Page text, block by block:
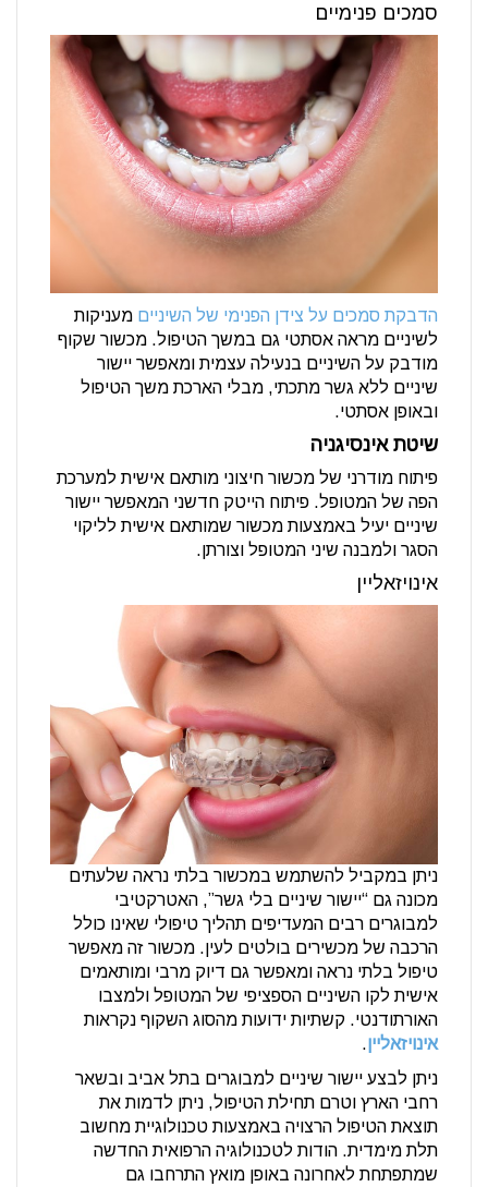
סמכים פנימיים
הדבקת סמכים על צידן הפנימי של השיניים מעניקות
לשיניים מראה אסתטי גם במשך הטיפול. מכשור שקוף
מודבק על השיניים בנעילה עצמית ומאפשר יישור
שיניים ללא גשר מתכתי, מבלי הארכת משך הטיפול
ובאופן אסתטי.
שיטת אינסיגניה
פיתוח מודרני של מכשור חיצוני מותאם אישית למערכת
הפה של המטופל. פיתוח הייטק חדשני המאפשר יישור
שיניים יעיל באמצעות מכשור שמותאם אישית לליקוי
הסגר ולמבנה שיני המטופל וצורתן.
אינויזאליין
ניתן במקביל להשתמש במכשור בלתי נראה שלעתים
מכונה גם “יישור שיניים בלי גשר”, האטרקטיבי
למבוגרים רבים המעדיפים תהליך טיפולי שאינו כולל
הרכבה של מכשירים בולטים לעין. מכשור זה מאפשר
טיפול בלתי נראה ומאפשר גם דיוק מרבי ומותאמים
אישית לקו השיניים הספציפי של המטופל ולמצבו
האורתודנטי. קשתיות ידועות מהסוג השקוף נקראות
אינויזאליין.
ניתן לבצע יישור שיניים למבוגרים בתל אביב ובשאר
רחבי הארץ וטרם תחילת הטיפול, ניתן לדמות את
תוצאת הטיפול הרצויה באמצעות טכנולוגיית מחשוב
תלת מימדית. הודות לטכנולוגיה הרפואית החדשה
שמתפתחת לאחרונה באופן מואץ התרחבו גם